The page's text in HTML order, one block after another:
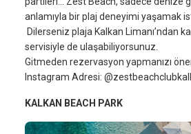
anlamıyla bir plaj deneyimi yaşamak
Dilerseniz plaja Kalkan Limanı’ndan
servisiyle de ulaşabiliyorsunuz.
Gitmeden rezervasyon yapmanızı
Instagram Adresi:
KALKAN BEACH PARK